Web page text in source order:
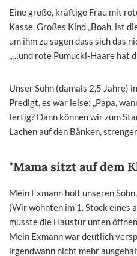
Eine große, kräftige Frau mit
Kasse. Großes Kind „Boah, ist
um ihm zu sagen dass sich das
„…und rote Pumuckl-Haare hat
Unser Sohn (damals 2,5 Jahre)
Predigt, es war leise: „Papa,
fertig? Dann können wir zum
Lachen auf den Bänken,
"Mama sitzt auf dem
Mein Exmann holt unseren
(Wir wohnten im 1. Stock eines
musste die Haustür unten
Mein Exmann war deutlich
irgendwann nicht mehr